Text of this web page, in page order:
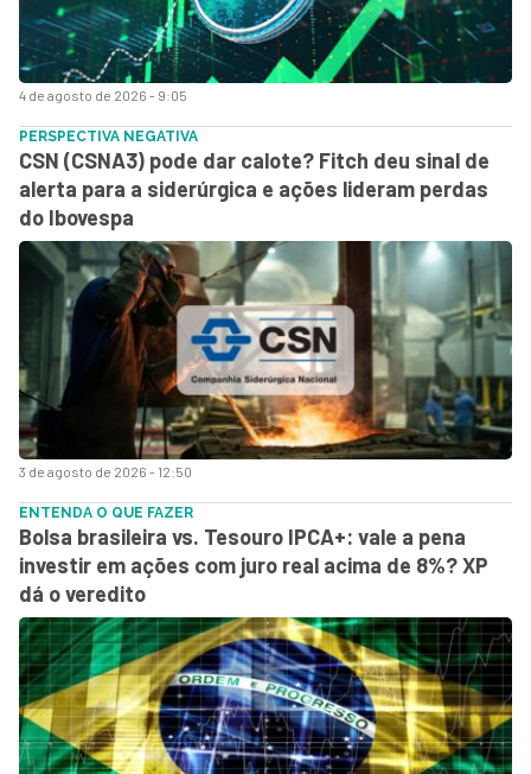
4 de agosto de 2026 - 9:05
3 de agosto de 2026 - 12:50
PERSPECTIVA NEGATIVA
CSN (CSNA3) pode dar calote? Fitch deu sinal de
alerta para a siderúrgica e ações lideram perdas
do Ibovespa
ENTENDA O QUE FAZER
Bolsa brasileira vs. Tesouro IPCA+: vale a pena
investir em ações com juro real acima de 8%? XP
dá o veredito